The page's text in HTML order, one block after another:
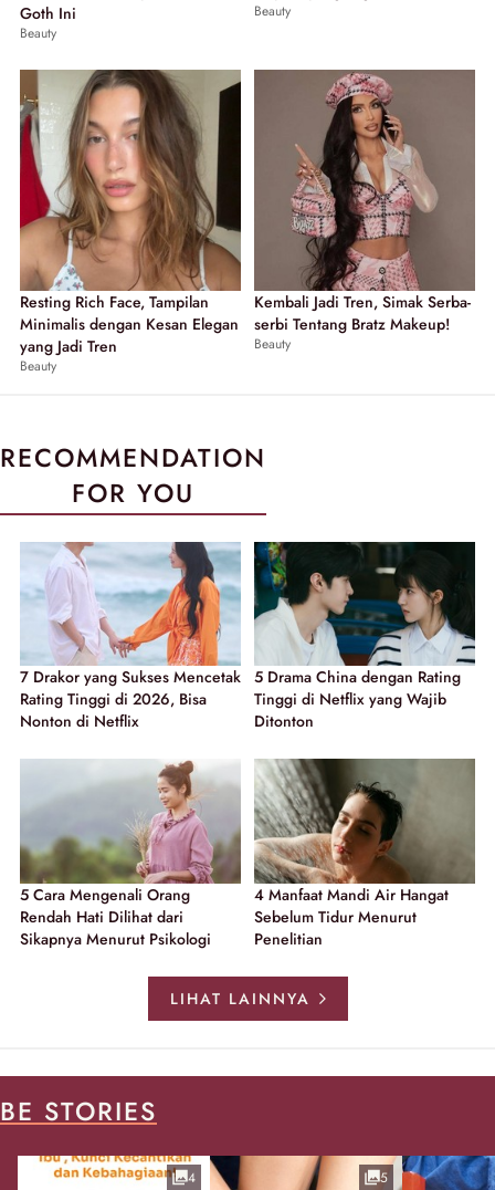
Goth Ini
Beauty
Beauty
Resting Rich Face, Tampilan
Minimalis dengan Kesan Elegan
yang Jadi Tren
Beauty
Kembali Jadi Tren, Simak Serba-
serbi Tentang Bratz Makeup!
Beauty
RECOMMENDATION
FOR YOU
7 Drakor yang Sukses Mencetak
Rating Tinggi di 2026, Bisa
Nonton di Netflix
5 Drama China dengan Rating
Tinggi di Netflix yang Wajib
Ditonton
5 Cara Mengenali Orang
Rendah Hati Dilihat dari
Sikapnya Menurut Psikologi
4 Manfaat Mandi Air Hangat
Sebelum Tidur Menurut
Penelitian
LIHAT LAINNYA
BE STORIES
4 5